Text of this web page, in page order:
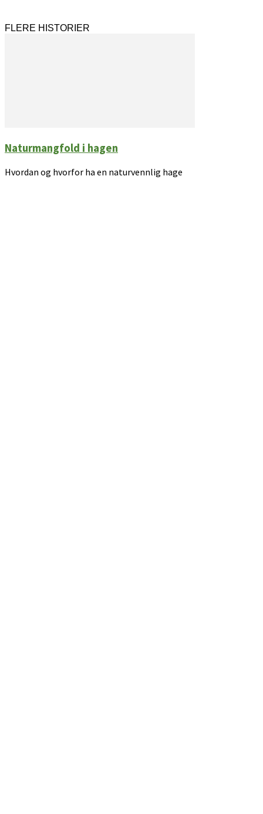
FLERE HISTORIER
Naturmangfold i hagen
Hvordan og hvorfor ha en naturvennlig hage